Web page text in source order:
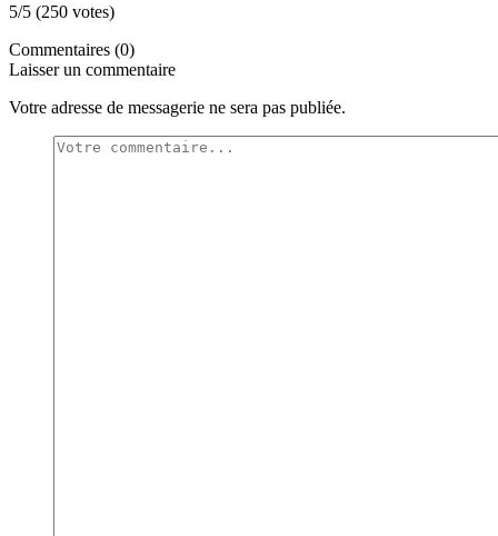
5/5 (250 votes)
Commentaires (0)
Laisser un commentaire
Votre adresse de messagerie ne sera pas publiée.